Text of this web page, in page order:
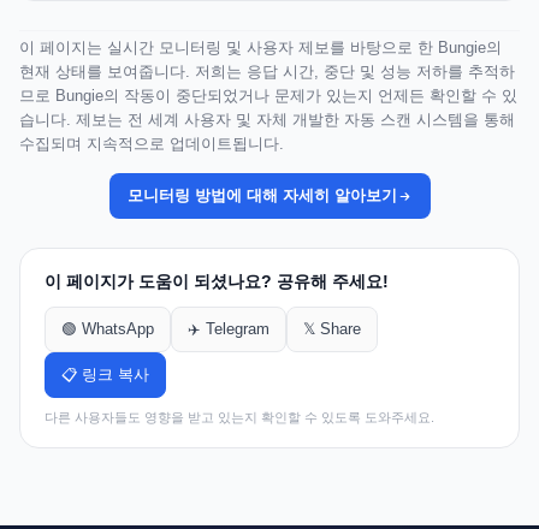
이 페이지는 실시간 모니터링 및 사용자 제보를 바탕으로 한 Bungie의
현재 상태를 보여줍니다. 저희는 응답 시간, 중단 및 성능 저하를 추적하
므로 Bungie의 작동이 중단되었거나 문제가 있는지 언제든 확인할 수 있
습니다. 제보는 전 세계 사용자 및 자체 개발한 자동 스캔 시스템을 통해
수집되며 지속적으로 업데이트됩니다.
모니터링 방법에 대해 자세히 알아보기
이 페이지가 도움이 되셨나요? 공유해 주세요!
🟢 WhatsApp ✈️ Telegram 𝕏 Share
📋 링크 복사
다른 사용자들도 영향을 받고 있는지 확인할 수 있도록 도와주세요.